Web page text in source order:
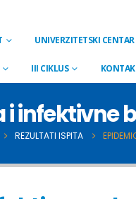
UNIVERZITETSKI
III CIKLUS
infektivne
REZULTATI ISPITA